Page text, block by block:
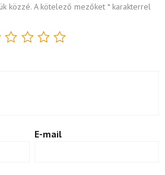
közzé. A kötelező mezőket *karakterrel
E-mail